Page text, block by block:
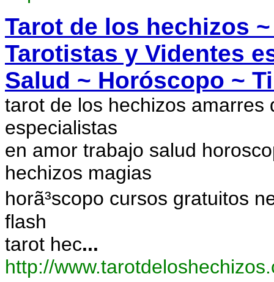
Tarot de los hechizos
Tarotistas y Videntes
Salud ~ Horóscopo ~
tarot de los hechizos
especialistas
en amor trabajo salud
hechizos magias
horã³scopo cursos gratuitos
flash
tarot hec...
http://